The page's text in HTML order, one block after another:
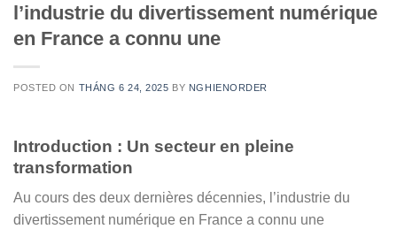
l’industrie du divertissement numérique
en France a connu une
POSTED ON THÁNG 6 24, 2025 BY NGHIENORDER
Introduction : Un secteur en pleine
transformation
Au cours des deux dernières décennies, l’industrie du
divertissement numérique en France a connu une